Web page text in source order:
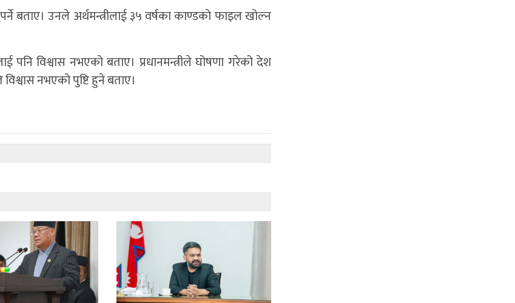
बताए। उनले अर्थमन्त्रीलाई ३५ वर्षका काण्डको फाइल खोल्न
पनि विश्वास नभएको बताए। प्रधानमन्त्रीले घोषणा गरेको देश
विश्वास नभएको पुष्टि हुने बताए।